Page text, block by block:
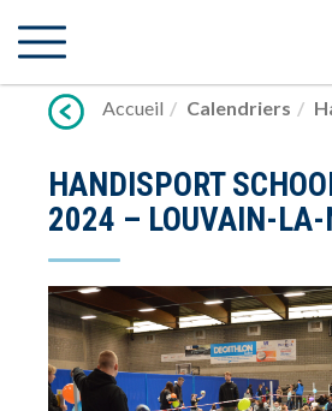
vers
Accueil
Calendriers
HANDISPORT
2024 – LOUVAIN-LA-